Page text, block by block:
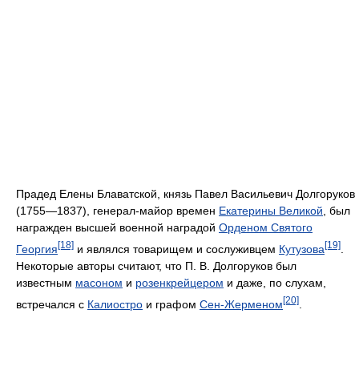
Прадед Елены Блаватской, князь Павел Васильевич Долгоруков
(1755—1837), генерал-майор времен Екатерины Великой , был
награжден высшей военной наградой Орденом Святого
Георгия[18] и являлся товарищем и сослуживцем Кутузова[19]
Некоторые авторы считают, что П. В. Долгоруков был
известным масоном и розенкрейцером и даже, по слухам,
встречался с Калиостро и графом Сен-Жерменом[20]